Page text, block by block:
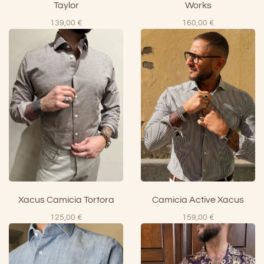
Taylor
139,00 €
Works
160,00 €
Xacus Camicia Tortora
125,00 €
Camicia Active Xacus
159,00 €